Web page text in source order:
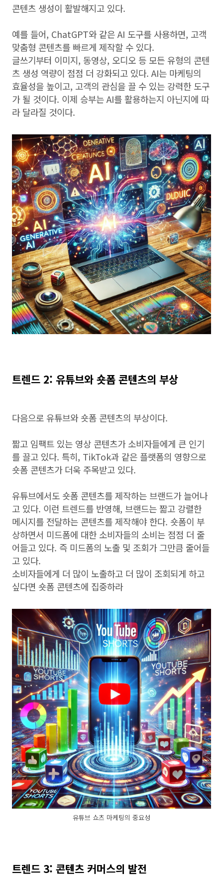
콘텐츠 생성이 활발해지고 있다.
예를 들어, ChatGPT와 같은 AI 도구를 사용하면, 고객
맞춤형 콘텐츠를 빠르게 제작할 수 있다.
글쓰기부터 이미지, 동영상, 오디오 등 모든 유형의 콘텐
츠 생성 역량이 점점 더 강화되고 있다. AI는 마케팅의
효율성을 높이고, 고객의 관심을 끌 수 있는 강력한 도구
가 될 것이다. 이제 승부는 AI를 활용하는지 아닌지에 따
라 달라질 것이다.
트렌드 2: 유튜브와 숏폼 콘텐츠의 부상
다음으로 유튜브와 숏폼 콘텐츠의 부상이다.
짧고 임팩트 있는 영상 콘텐츠가 소비자들에게 큰 인기
를 끌고 있다. 특히, TikTok과 같은 플랫폼의 영향으로
숏폼 콘텐츠가 더욱 주목받고 있다.
유튜브에서도 숏폼 콘텐츠를 제작하는 브랜드가 늘어나
고 있다. 이런 트렌드를 반영해, 브랜드는 짧고 강렬한
메시지를 전달하는 콘텐츠를 제작해야 한다. 숏폼이 부
상하면서 미드폼에 대한 소비자들의 소비는 점점 더 줄
어들고 있다. 즉 미드폼의 노출 및 조회가 그만큼 줄어들
고 있다.
소비자들에게 더 많이 노출하고 더 많이 조회되게 하고
싶다면 숏폼 콘텐츠에 집중하라
유튜브 쇼츠 마케팅의 중요성
트렌드 3: 콘텐츠 커머스의 발전